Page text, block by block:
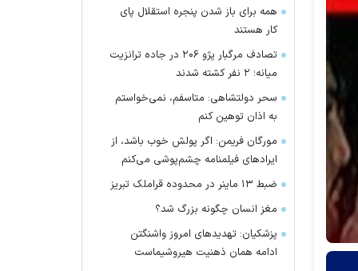
همه برای باز شدن پنجره استقلال پای
کار هستند
تصادف مرگبار پژو ۲۰۶ در جاده ترانزیت
میانه؛ ۲ نفر کشته شدند
سحر دولتشاهی: متاسفم، نمی‌خواستم
به اذان توهین کنم
مورگان فریمن: اگر پولش خوب باشد، از
ایراد‌های فیلمنامه چشم‌پوشی می‌کنم
ضبط ۱۳ ماینر در محدوده قراملک تبریز
مغز انسان چگونه بزرگ شد؟
پزشکیان: تهدید‌های امروز واشنگتن
ادامه همان ذهنیت هیروشیماست